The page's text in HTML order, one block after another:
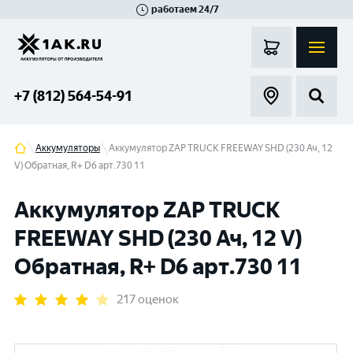
работаем 24/7
+7 (812) 564-54-91
Аккумуляторы
Аккумулятор ZAP TRUCK FREEWAY SHD (230 Ач, 12
V) Обратная, R+ D6 арт.730 11
Аккумулятор ZAP TRUCK
FREEWAY SHD (230 Ач, 12 V)
Обратная, R+ D6 арт.730 11
217 оценок
Гатчина